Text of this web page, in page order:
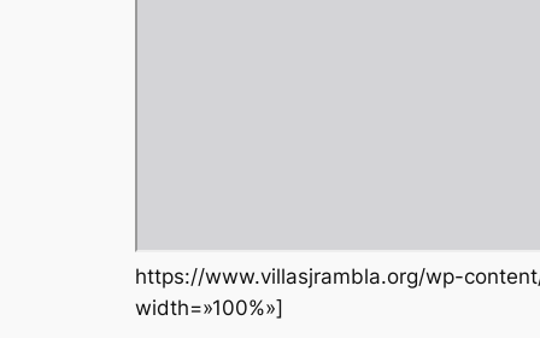
https://www.villasjrambla.org/wp-
width=»100%»]